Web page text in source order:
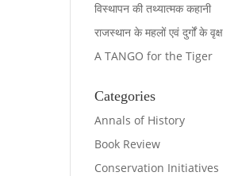
विस्थापन की तथ्यात्मक कहानी
राजस्थान के महलों एवं दुर्गों के वृक्ष
A TANGO for the Tiger
Categories
Annals of History
Book Review
Conservation Initiatives